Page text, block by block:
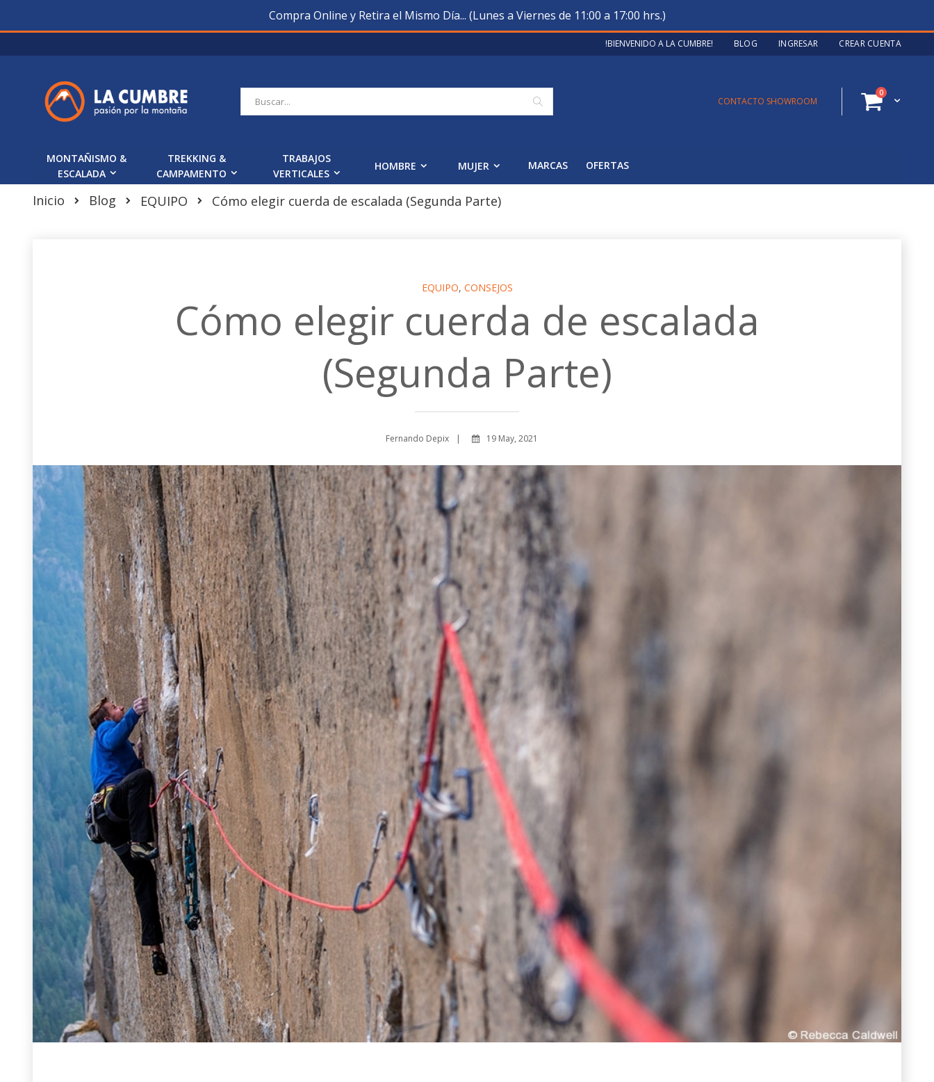
Compra Online y Retira el Mismo Día... (Lunes a Viernes de 11:00 a 17:00 hrs.)
a
!BIENVENIDO A LA CUMBRE! BLOG INGRESAR CREAR CUENTA
Cart
0artículos
Buscar
CONTACTO SHOWROOM
MONTAÑISMO &
ESCALADA
TREKKING &
CAMPAMENTO
TRABAJOS
VERTICALES
HOMBRE MUJER MARCAS OFERTAS
Inicio Blog EQUIPO Cómo elegir cuerda de escalada (Segunda Parte)
EQUIPO, CONSEJOS
Cómo elegir cuerda de escalada
(Segunda Parte)
Fernando Depix 19 May, 2021